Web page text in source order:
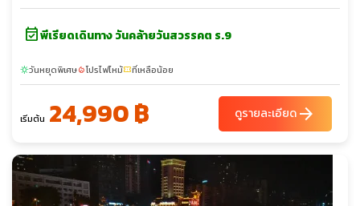
event_availableพีเรียดเดินทาง วันคล้ายวันสวรรคต ร.9
sunnyวันหยุดพิเศษlocal_fire_departmentโปรไฟไหม้confirmation_numberที่เหลือน้อย
เริ่มต้น 24,990 ฿ ดูรายละเอียดarrow_forward